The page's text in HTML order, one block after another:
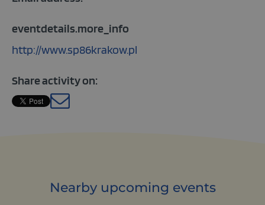
eventdetails.more_info
http://www.sp86krakow.pl
Share activity on:
Nearby upcoming events